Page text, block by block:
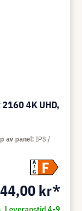
4K UHD,
A
G
F
kr*
av panel IPS